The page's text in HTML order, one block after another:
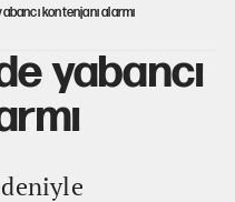
kontenjanı alarmı
yabancı